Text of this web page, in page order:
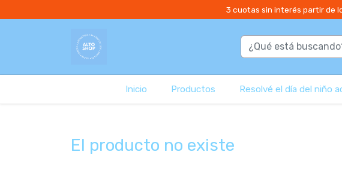
3 cuotas sin interés partir de
Inicio Productos Resolvé el día del niño
El producto no existe